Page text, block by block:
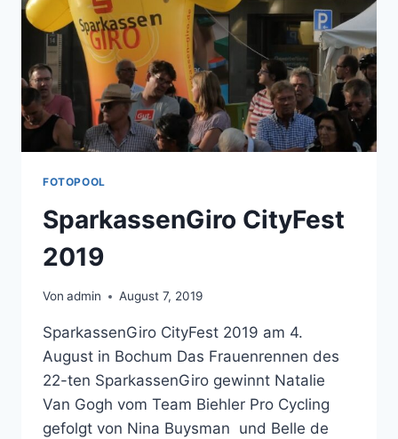
FOTOPOOL
SparkassenGiro CityFest
2019
Von admin August 7, 2019
SparkassenGiro CityFest 2019 am 4.
August in Bochum Das Frauenrennen des
22-ten SparkassenGiro gewinnt Natalie
Van Gogh vom Team Biehler Pro Cycling
gefolgt von Nina Buysman und Belle de